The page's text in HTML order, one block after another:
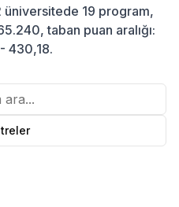
19 program,
taban puan aralığı:
430,18.